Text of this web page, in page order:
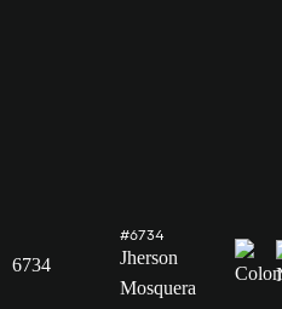
6734
#6734
Jherson
Mosquera